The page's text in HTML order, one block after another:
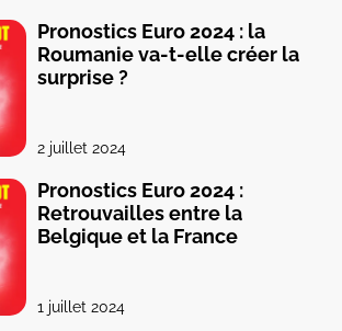
Pronostics Euro 2024 : la
Roumanie va-t-elle créer la
surprise ?
2 juillet 2024
Pronostics Euro 2024 :
Retrouvailles entre la
Belgique et la France
1 juillet 2024